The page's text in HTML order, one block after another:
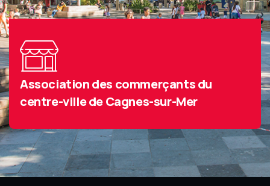
Association des commerçants du
centre-ville de Cagnes-sur-Mer